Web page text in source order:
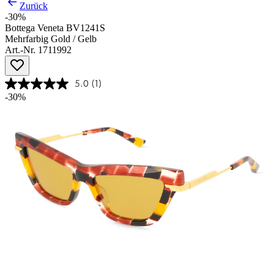
Zurück
-30%
Bottega Veneta BV1241S
Mehrfarbig Gold / Gelb
Art.-Nr. 1711992
5.0 (1)
-30%